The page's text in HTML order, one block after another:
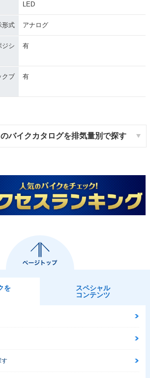
LED
形式 アナログ
ジシ
有
クブ
有
バイクカタログを排気量別で探す
を
スペシャル
コンテンツ
す